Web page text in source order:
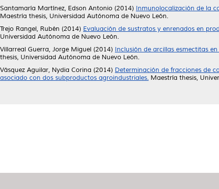
Santamaría Martínez, Edson Antonio (2014) Inmunolocalización de la
Maestría thesis, Universidad Autónoma de Nuevo León.
Trejo Rangel, Rubén (2014) Evaluación de sustratos y enrenados en
Universidad Autónoma de Nuevo León.
Villarreal Guerra, Jorge Miguel (2014) Inclusión de arcillas esmectitas
thesis, Universidad Autónoma de Nuevo León.
Vásquez Aguilar, Nydia Corina (2014) Determinación de fracciones de
asociado con dos subproductos agroindustriales. Maestría thesis,